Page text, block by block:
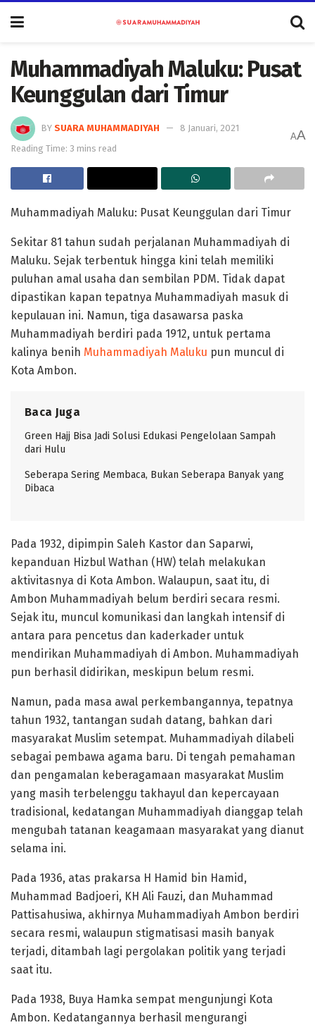
Muhammadiyah Maluku: Pusat
Keunggulan dari Timur
BY SUARA MUHAMMADIYAH
8 Januari, 2021
Reading Time: 3 mins read
AA
Muhammadiyah Maluku: Pusat Keunggulan dari Timur
Sekitar 81 tahun sudah perjalanan Muhammadiyah di
Maluku. Sejak terbentuk hingga kini telah memiliki
puluhan amal usaha dan sembilan PDM. Tidak dapat
dipastikan kapan tepatnya Muhammadiyah masuk di
kepulauan ini. Namun, tiga dasawarsa paska
Muhammadiyah berdiri pada 1912, untuk pertama
kalinya benih Muhammadiyah Maluku pun muncul di
Kota Ambon.
Baca Juga
Green Hajj Bisa Jadi Solusi Edukasi Pengelolaan Sampah
dari Hulu
Seberapa Sering Membaca, Bukan Seberapa Banyak yang
Dibaca
Pada 1932, dipimpin Saleh Kastor dan Saparwi,
kepanduan Hizbul Wathan (HW) telah melakukan
aktivitasnya di Kota Ambon. Walaupun, saat itu, di
Ambon Muhammadiyah belum berdiri secara resmi.
Sejak itu, muncul komunikasi dan langkah intensif di
antara para pencetus dan kaderkader untuk
mendirikan Muhammadiyah di Ambon. Muhammadiyah
pun berhasil didirikan, meskipun belum resmi.
Namun, pada masa awal perkembangannya, tepatnya
tahun 1932, tantangan sudah datang, bahkan dari
masyarakat Muslim setempat. Muhammadiyah dilabeli
sebagai pembawa agama baru. Di tengah pemahaman
dan pengamalan keberagamaan masyarakat Muslim
yang masih terbelenggu takhayul dan kepercayaan
tradisional, kedatangan Muhammadiyah dianggap telah
mengubah tatanan keagamaan masyarakat yang dianut
selama ini.
Pada 1936, atas prakarsa H Hamid bin Hamid,
Muhammad Badjoeri, KH Ali Fauzi, dan Muhammad
Pattisahusiwa, akhirnya Muhammadiyah Ambon berdiri
secara resmi, walaupun stigmatisasi masih banyak
terjadi, ditambah lagi pergolakan politik yang terjadi
saat itu.
Pada 1938, Buya Hamka sempat mengunjungi Kota
Ambon. Kedatangannya berhasil mengurangi